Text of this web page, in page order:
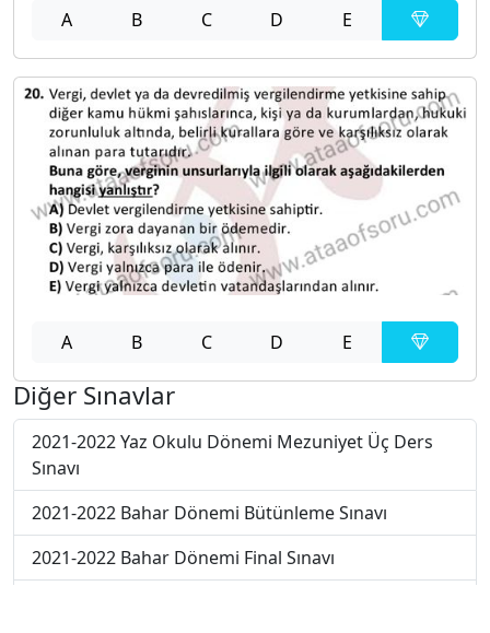
A B C D E
A B C D E
Diğer Sınavlar
2021-2022 Yaz Okulu Dönemi Mezuniyet Üç Ders
Sınavı
2021-2022 Bahar Dönemi Bütünleme Sınavı
2021-2022 Bahar Dönemi Final Sınavı